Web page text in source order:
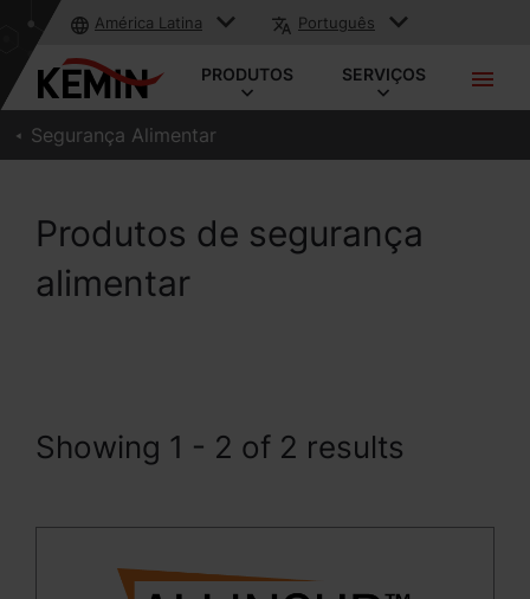
América Latina Português
PRODUTOS SERVIÇOS
Segurança Alimentar
Produtos de segurança
alimentar
Showing 1 - 2 of 2 results